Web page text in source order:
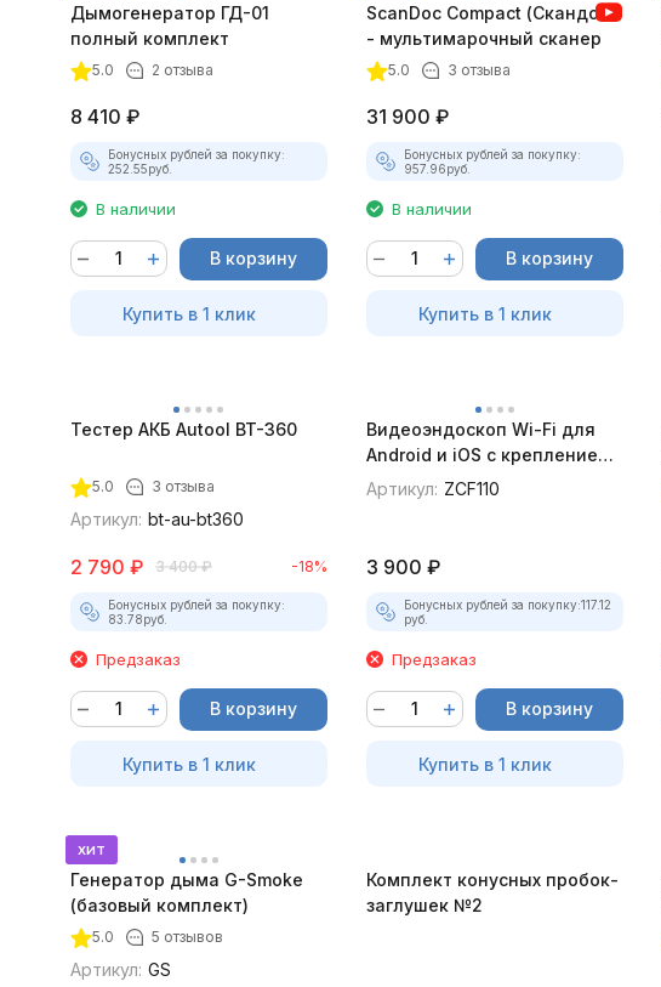
Дымогенератор ГД-01
полный комплект
5.0 2 отзыва
8 410 ₽
Бонусных рублей за покупку:
252.55руб.
В наличии
В корзину
Купить в 1 клик
ScanDoc Compact (Скандок)
- мультимарочный сканер
5.0 3 отзыва
31 900 ₽
Бонусных рублей за покупку:
957.96руб.
В наличии
В корзину
Купить в 1 клик
Тестер АКБ Autool BT-360
5.0 3 отзыва
Артикул: bt-au-bt360
2 790 ₽ 3 400 ₽ -18%
Бонусных рублей за покупку:
83.78руб.
Предзаказ
В корзину
Купить в 1 клик
Видеоэндоскоп Wi-Fi для
Android и iOS с креплением
для смартфона
Артикул: ZCF110
3 900 ₽
Бонусных рублей за покупку:117.12
руб.
Предзаказ
В корзину
Купить в 1 клик
хит
Генератор дыма G-Smoke
(базовый комплект)
5.0 5 отзывов
Артикул: GS
Комплект конусных пробок-
заглушек №2